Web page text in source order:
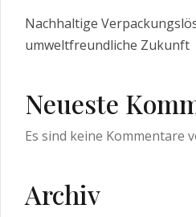
Nachhaltige
umweltfreundliche Zukunft
Neueste
Es sind keine Kommentare
Archiv